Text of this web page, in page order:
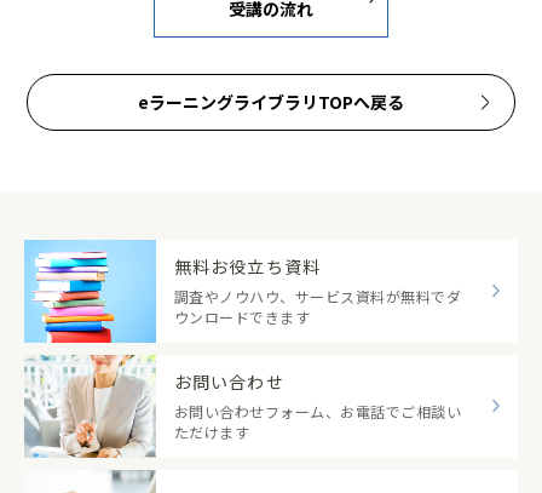
受講の流れ
eラーニングライブラリTOPへ戻る
無料お役立ち資料
調査やノウハウ、サービス資料が無料でダ
ウンロードできます
お問い合わせ
お問い合わせフォーム、お電話でご相談い
ただけます